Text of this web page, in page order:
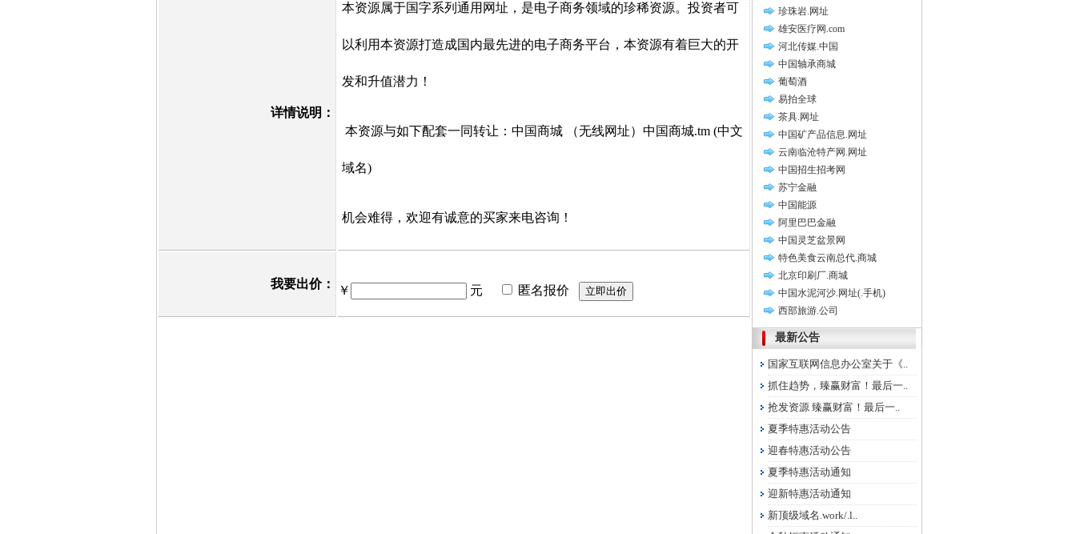
详情说明：
本资源属于国字系列通用网址，是电子商务领域的珍稀资源。投资者可
以利用本资源打造成国内最先进的电子商务平台，本资源有着巨大的开
发和升值潜力！
本资源与如下配套一同转让：中国商城 （无线网址）中国商城.tm (中文
域名)
机会难得，欢迎有诚意的买家来电咨询！
我要出价： ￥ 元 匿名报价
珍珠岩.网址
雄安医疗网.com
河北传媒.中国
中国轴承商城
葡萄酒
易拍全球
茶具.网址
中国矿产品信息.网址
云南临沧特产网.网址
中国招生招考网
苏宁金融
中国能源
阿里巴巴金融
中国灵芝盆景网
特色美食云南总代.商城
北京印刷厂.商城
中国水泥河沙.网址(.手机)
西部旅游.公司
最新公告
国家互联网信息办公室关于《..
抓住趋势，臻赢财富！最后一..
抢发资源 臻赢财富！最后一..
夏季特惠活动公告
迎春特惠活动公告
夏季特惠活动通知
迎新特惠活动通知
新顶级域名.work/.l..